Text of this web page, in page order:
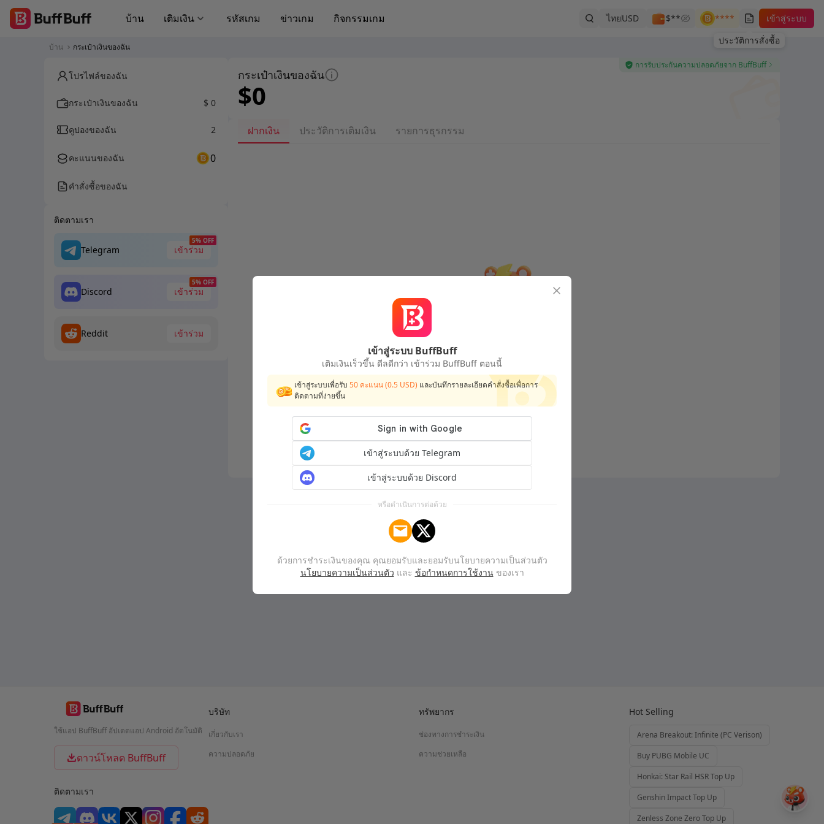
บ้าน เติมเงิน รหัสเกม ข่าวเกม กิจกรรมเกม ไทยUSD $**
****
ประวัติการสั่งซื้อ
เข้าสู่ระบบ
บ้าน กระเป๋าเงินของฉัน
โปรไฟล์ของฉัน
กระเป๋าเงินของฉัน $ 0
คูปองของฉัน 2
คะแนนของฉัน 0
คำสั่งซื้อของฉัน
ติดตามเรา
Telegram
5% OFF
เข้าร่วม
Discord
5% OFF
เข้าร่วม
Reddit เข้าร่วม
กระเป๋าเงินของฉัน
$0
การรับประกันความปลอดภัยจาก BuffBuff
ฝากเงิน ประวัติการเติมเงิน รายการธุรกรรม
ไม่มีข้อมูล
เข้าสู่ระบบ BuffBuff
เติมเงินเร็วขึ้น ดีลดีกว่า เข้าร่วม BuffBuff ตอนนี้
เข้าสู่ระบบเพื่อรับ 50 คะแนน (0.5 USD) และบันทึกรายละเอียดคำสั่งซื้อเพื่อการ
ติดตามที่ง่ายขึ้น
เข้าสู่ระบบด้วย Telegram
เข้าสู่ระบบด้วย Discord
หรือดำเนินการต่อด้วย
ด้วยการชำระเงินของคุณ คุณยอมรับและยอมรับนโยบายความเป็นส่วนตัว
นโยบายความเป็นส่วนตัว และ ข้อกำหนดการใช้งานของเรา
ใช้แอป BuffBuff อัปเดตแอป Android อัตโนมัติ
ดาวน์โหลด BuffBuff
ติดตามเรา
บริษัท
เกี่ยวกับเรา
ความปลอดภัย
ทรัพยากร
ช่องทางการชำระเงิน
ความช่วยเหลือ
Hot Selling
Arena Breakout: Infinite (PC Verison)
Buy PUBG Mobile UC
Honkai: Star Rail HSR Top Up
Genshin Impact Top Up
Zenless Zone Zero Top Up